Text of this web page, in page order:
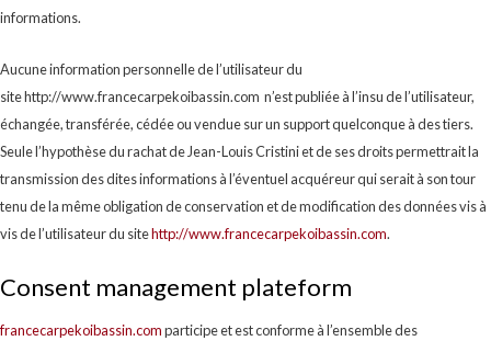
informations.
Aucune information personnelle de l’utilisateur du
site http://www.francecarpekoibassin.com n’est publiée à l’insu de l’utilisateur,
échangée, transférée, cédée ou vendue sur un support quelconque à des tiers.
Seule l’hypothèse du rachat de Jean-Louis Cristini et de ses droits permettrait la
transmission des dites informations à l’éventuel acquéreur qui serait à son tour
tenu de la même obligation de conservation et de modification des données vis à
vis de l’utilisateur du sitehttp://www.francecarpekoibassin.com.
Consent management plateform
francecarpekoibassin.comparticipe et est conforme à l’ensemble des